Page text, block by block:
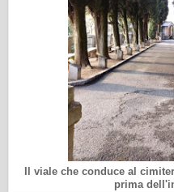
Il viale che conduce al
prima